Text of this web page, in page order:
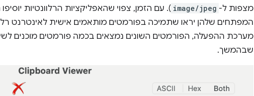
מצפות ל- image/jpeg ). עם הזמן, צפוי שהאפליקציות הרלוונטיות
המפתחים שלהן יראו שתמיכה בפורמטים מותאמים אישית לאינטרנט
שבהמשך.